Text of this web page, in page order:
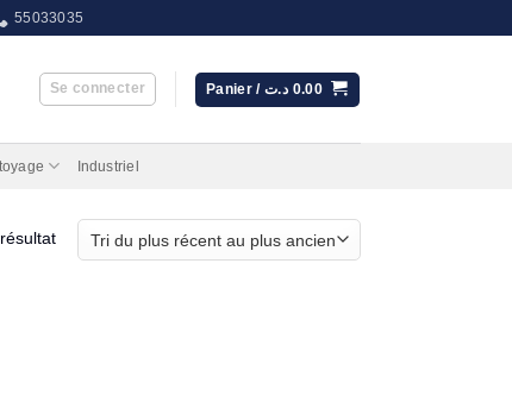
55033035
Se connecter Panier / 0.00 د.ت
Industriel